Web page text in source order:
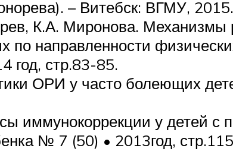
– Витебск: ВГМУ,
К.А. Миронова. Механизмы
по направленности
год, стр.83-85.
ОРИ у часто болеющих
иммунокоррекции у детей с
№ 7 (50) • 2013год,